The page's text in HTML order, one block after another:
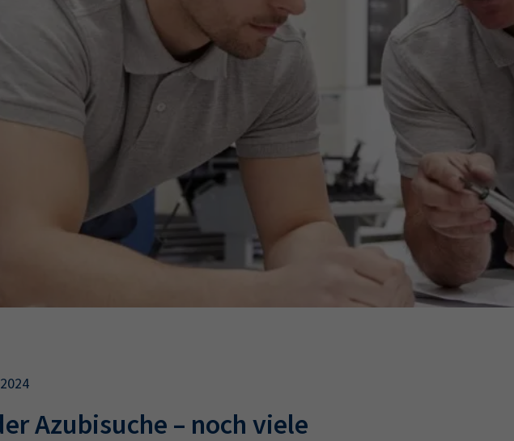
Hier können Sie auch aus den meistgesuchten Begriffen
Ausbildungsvertrag Fachwirt 34d
34f Negativerklärung Sachkundeprüfung
Betriebswirt Prüfbericht
Azubisuche – noch viele